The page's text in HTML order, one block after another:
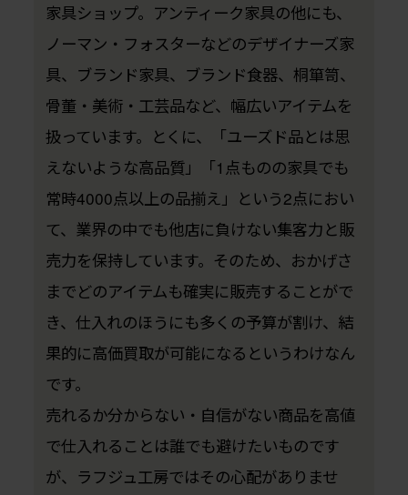
家具ショップ。アンティーク家具の他にも、
ノーマン・フォスターなどのデザイナーズ家
具、ブランド家具、ブランド食器、桐箪笥、
骨董・美術・工芸品など、幅広いアイテムを
扱っています。とくに、「ユーズド品とは思
えないような高品質」「1点ものの家具でも
常時4000点以上の品揃え」という2点におい
て、業界の中でも他店に負けない集客力と販
売力を保持しています。そのため、おかげさ
までどのアイテムも確実に販売することがで
き、仕入れのほうにも多くの予算が割け、結
果的に高価買取が可能になるというわけなん
です。
売れるか分からない・自信がない商品を高値
で仕入れることは誰でも避けたいものです
が、ラフジュ工房ではその心配がありませ